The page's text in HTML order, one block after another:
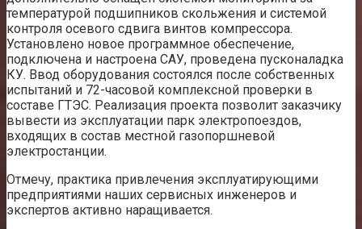
температурой подшипников скольжения и системой
контроля осевого сдвига винтов компрессора.
Установлено новое программное обеспечение,
подключена и настроена САУ, проведена пусконаладка
КУ. Ввод оборудования состоялся после собственных
испытаний и 72-часовой комплексной проверки в
составе ГТЭС. Реализация проекта позволит заказчику
вывести из эксплуатации парк электропоездов,
входящих в состав местной газопоршневой
электростанции.
Отмечу, практика привлечения эксплуатирующими
предприятиями наших сервисных инженеров и
экспертов активно наращивается.